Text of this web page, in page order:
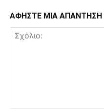
ΑΦΗΣΤΕ ΜΙΑ ΑΠΑΝΤΗΣΗ